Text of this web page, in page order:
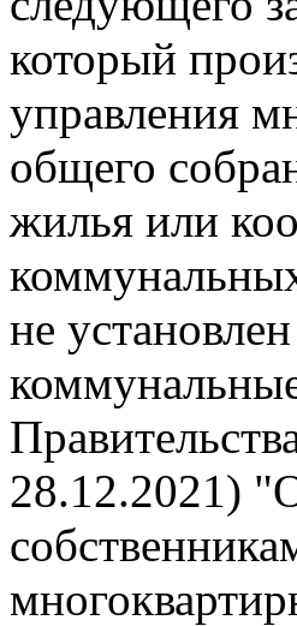
который
управления
общего
жилья или
не
28.12.2021)